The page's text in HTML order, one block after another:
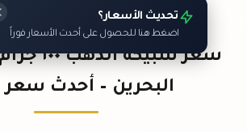
تحديث الأسعار؟
اضغط هنا للحصول على أحدث الأسعار فوراً
البحرين – أحدث سعر